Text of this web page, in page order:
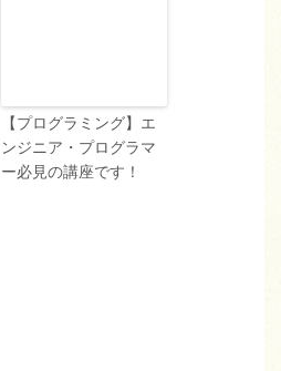
【プログラミング】エ
ンジニア・プログラマ
ー必見の講座です！